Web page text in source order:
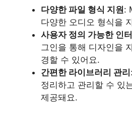
다양한 파일 형식 지원:
다양한 오디오 형식을
사용자 정의 가능한 인
그인을 통해 디자인을
경할 수 있어요.
간편한 라이브러리 관리
정리하고 관리할 수 있
제공돼요.